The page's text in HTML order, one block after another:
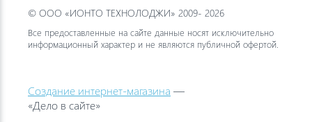
© ООО «ИОНТО ТЕХНОЛОДЖИ» 2009- 2026
Все предоставленные на сайте данные носят исключительно
информационный характер и не являются публичной офертой.
Создание интернет-магазина —
«Дело в сайте»